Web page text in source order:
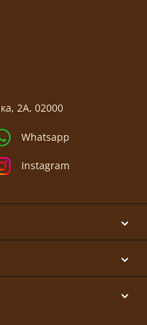
2А, 02000
Whatsapp
Instagram